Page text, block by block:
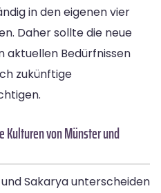
in den eigenen vier
Daher sollte die neue
aktuellen Bedürfnissen
zukünftige
Kulturen von Münster und
Sakarya unterscheiden